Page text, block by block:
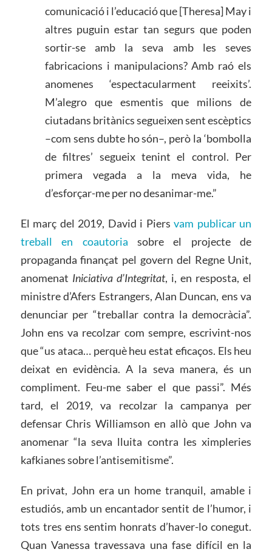
comunicació i l’educació que [Theresa] May i
altres puguin estar tan segurs que poden
sortir-se amb la seva amb les seves
fabricacions i manipulacions? Amb raó els
anomenes ‘espectacularment reeixits’.
M’alegro que esmentis que milions de
ciutadans britànics segueixen sent escèptics
–com sens dubte ho són–, però la ‘bombolla
de filtres’ segueix tenint el control. Per
primera vegada a la meva vida, he
d’esforçar-me per no desanimar-me.”
El març del 2019, David i Piersvam publicar un
treball en coautoria sobre el projecte de
propaganda finançat pel govern del Regne Unit,
anomenat Iniciativa d’Integritat, i, en resposta, el
ministre d’Afers Estrangers, Alan Duncan, ens va
denunciar per “treballar contra la democràcia”.
John ens va recolzar com sempre, escrivint-nos
que “us ataca… perquè heu estat eficaços. Els heu
deixat en evidència. A la seva manera, és un
compliment. Feu-me saber el que passi”. Més
tard, el 2019, va recolzar la campanya per
defensar Chris Williamson en allò que John va
anomenar “la seva lluita contra les ximpleries
kafkianes sobre l’antisemitisme”.
En privat, John era un home tranquil, amable i
estudiós, amb un encantador sentit de l’humor, i
tots tres ens sentim honrats d’haver-lo conegut.
Quan Vanessa travessava una fase difícil en la